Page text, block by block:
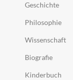
Geschichte
Philosophie
Wissenschaft
Biografie
Kinderbuch